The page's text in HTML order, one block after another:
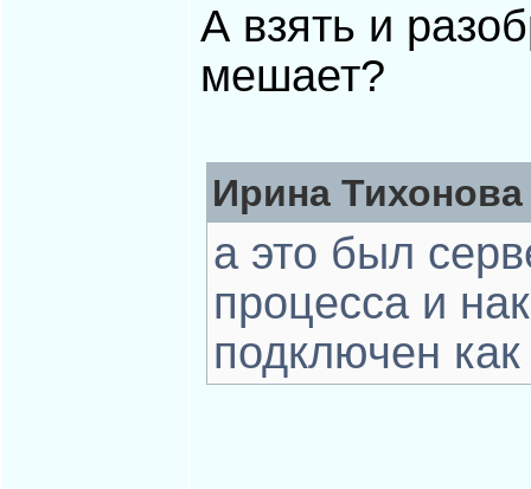
А взять и
мешает?
Ирина
а это был
процесса и
подключен